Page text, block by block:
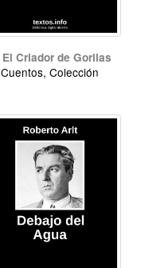
El Criador de Gorilas
Cuentos, Colección